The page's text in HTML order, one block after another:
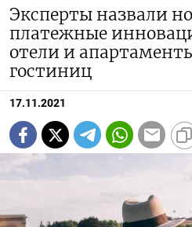
Эксперты назвали
платежные
отели и
гостиниц
17.11.2021